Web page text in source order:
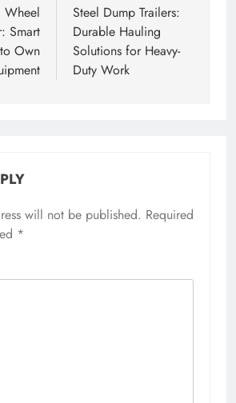
Wheel
Smart
Own
Steel Dump Trailers:
Durable Hauling
Solutions for Heavy-
Duty Work
will not be published. Required
*